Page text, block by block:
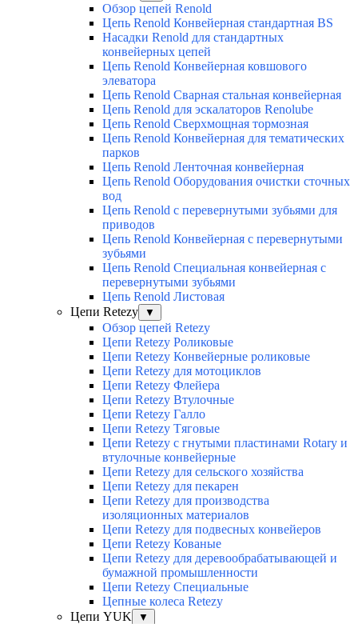
Обзор цепей Renold
Цепь Renold Конвейерная стандартная BS
Насадки Renold для стандартных
конвейерных цепей
Цепь Renold Конвейерная ковшового
элеватора
Цепь Renold Сварная стальная конвейерная
Цепь Renold для эскалаторов Renolube
Цепь Renold Сверхмощная тормозная
Цепь Renold Конвейерная для тематических
парков
Цепь Renold Ленточная конвейерная
Цепь Renold Оборудования очистки сточных
вод
Цепь Renold с перевернутыми зубьями для
приводов
Цепь Renold Конвейерная с перевернутыми
зубьями
Цепь Renold Специальная конвейерная с
перевернутыми зубьями
Цепь Renold Листовая
Цепи Retezy
▼
Обзор цепей Retezy
Цепи Retezy Роликовые
Цепи Retezy Конвейерные роликовые
Цепи Retezy для мотоциклов
Цепи Retezy Флейера
Цепи Retezy Втулочные
Цепи Retezy Галло
Цепи Retezy Tяговые
Цепи Retezy с гнутыми пластинами Rotary и
втулочные конвейерные
Цепи Retezy для сельского хозяйства
Цепи Retezy для пекарен
Цепи Retezy для производства
изоляционных материалов
Цепи Retezy для подвесных конвейеров
Цепи Retezy Кованые
Цепи Retezy для деревообрабатывающей и
бумажной промышленности
Цепи Retezy Специальные
Цепные колеса Retezy
Цепи YUK
▼